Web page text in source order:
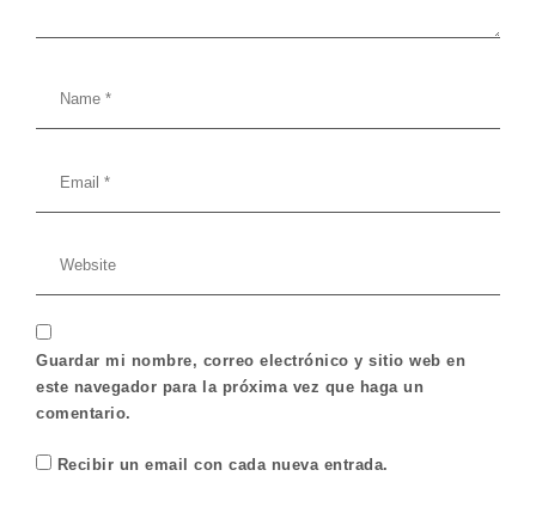
Guardar mi nombre, correo electrónico y sitio web en
este navegador para la próxima vez que haga un
comentario.
Recibir un email con cada nueva entrada.